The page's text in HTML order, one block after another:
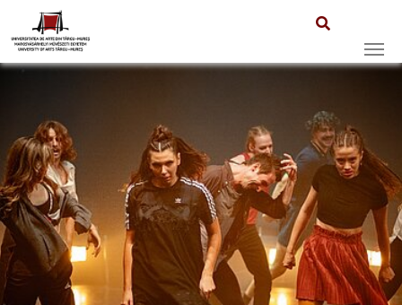
Skip to main content